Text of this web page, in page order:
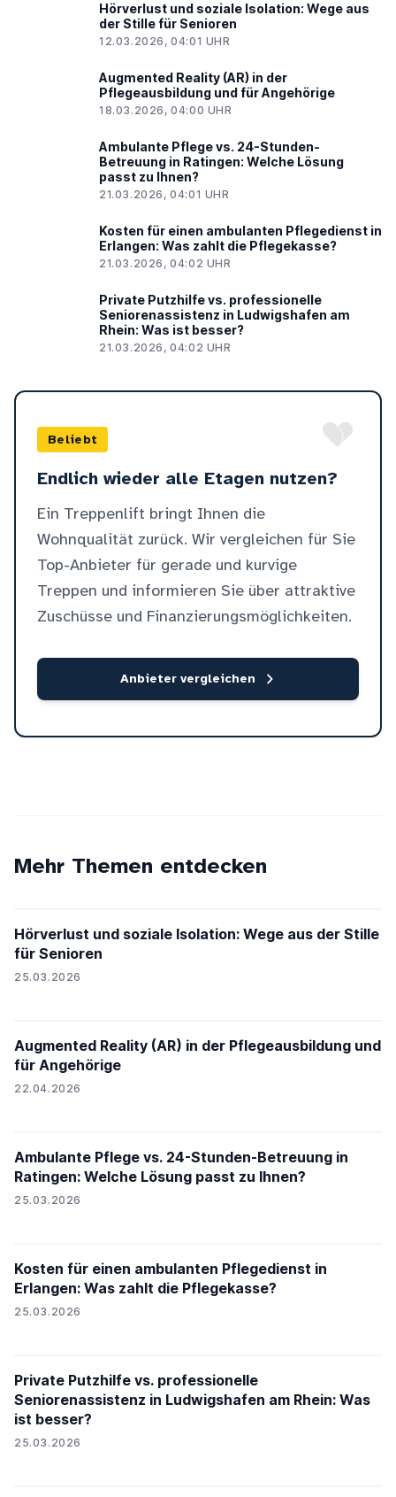
Hörverlust und soziale Isolation: Wege aus
der Stille für Senioren
12.03.2026, 04:01 UHR
Augmented Reality (AR) in der
Pflegeausbildung und für Angehörige
18.03.2026, 04:00 UHR
Ambulante Pflege vs. 24-Stunden-
Betreuung in Ratingen: Welche Lösung
passt zu Ihnen?
21.03.2026, 04:01 UHR
Kosten für einen ambulanten Pflegedienst in
Erlangen: Was zahlt die Pflegekasse?
21.03.2026, 04:02 UHR
Private Putzhilfe vs. professionelle
Seniorenassistenz in Ludwigshafen am
Rhein: Was ist besser?
21.03.2026, 04:02 UHR
Beliebt
Endlich wieder alle Etagen nutzen?
Ein Treppenlift bringt Ihnen die
Wohnqualität zurück. Wir vergleichen für Sie
Top-Anbieter für gerade und kurvige
Treppen und informieren Sie über attraktive
Zuschüsse und Finanzierungsmöglichkeiten.
Anbieter vergleichen
Mehr Themen entdecken
Hörverlust und soziale Isolation: Wege aus der Stille
für Senioren
25.03.2026
Augmented Reality (AR) in der Pflegeausbildung und
für Angehörige
22.04.2026
Ambulante Pflege vs. 24-Stunden-Betreuung in
Ratingen: Welche Lösung passt zu Ihnen?
25.03.2026
Kosten für einen ambulanten Pflegedienst in
Erlangen: Was zahlt die Pflegekasse?
25.03.2026
Private Putzhilfe vs. professionelle
Seniorenassistenz in Ludwigshafen am Rhein: Was
ist besser?
25.03.2026